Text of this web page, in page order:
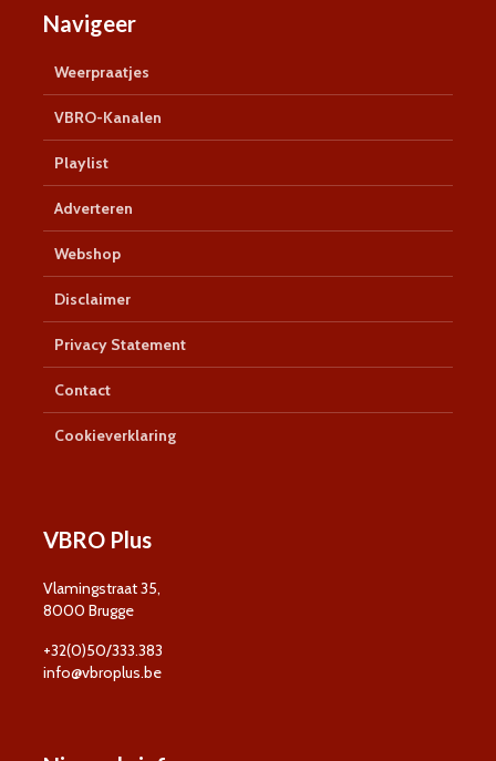
Navigeer
Weerpraatjes
VBRO-Kanalen
Playlist
Adverteren
Webshop
Disclaimer
Privacy Statement
Contact
Cookieverklaring
VBRO Plus
Vlamingstraat 35,
8000 Brugge
+32(0)50/333.383
info@vbroplus.be